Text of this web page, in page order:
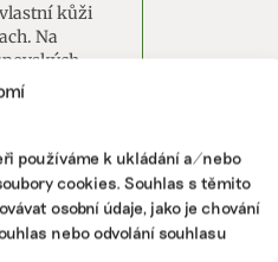
používáme k ukládání a/nebo
cookies. Souhlas s těmito
osobní údaje, jako je chování
nebo odvolání souhlasu
kůži
Na
vína všech
,vinařství,
pomáhá